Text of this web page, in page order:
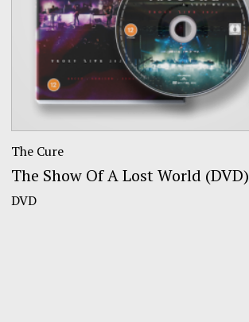
The Cure
The Show Of A Lost World (DVD)
DVD